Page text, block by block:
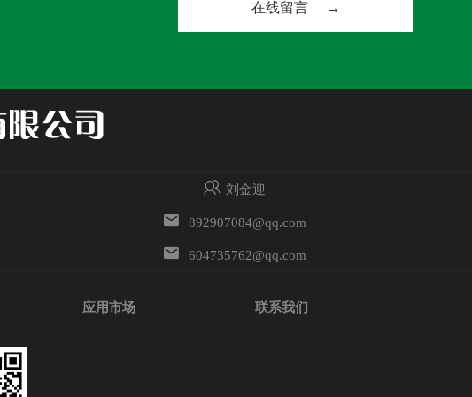
在线留言 →
刘金迎
892907084@qq.com
604735762@qq.com
应用市场 联系我们